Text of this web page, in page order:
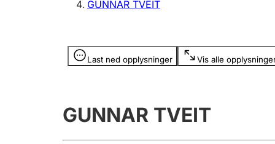
GUNNAR TVEIT
Last ned opplysninger Vis alle
Opplysninger er skjult
GUNNAR TVEIT